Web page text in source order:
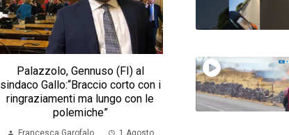
Palazzolo, Gennuso (FI) al
sindaco Gallo:“Braccio corto con i
ringraziamenti ma lungo con le
polemiche”